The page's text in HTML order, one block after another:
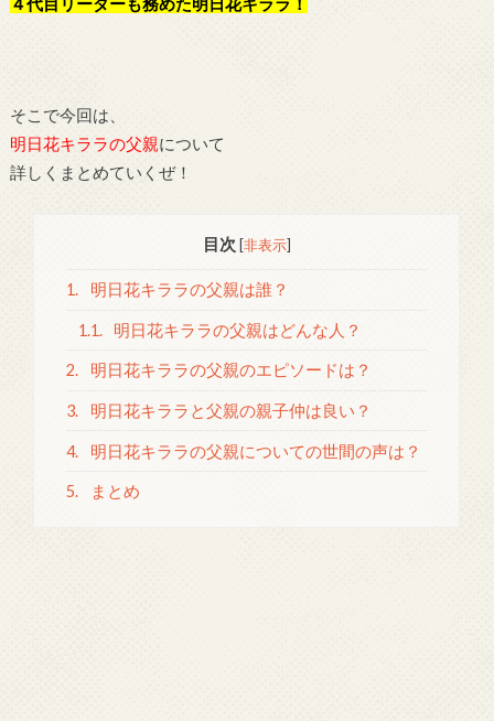
そこで今回は、
明日花キララの父親について
詳しくまとめていくぜ！
目次 [非表示]
1. 明日花キララの父親は誰？
1.1. 明日花キララの父親はどんな人？
2. 明日花キララの父親のエピソードは？
3. 明日花キララと父親の親子仲は良い？
4. 明日花キララの父親についての世間の声は？
5. まとめ